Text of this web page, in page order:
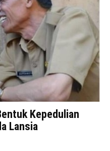
Kepedulian
Lansia